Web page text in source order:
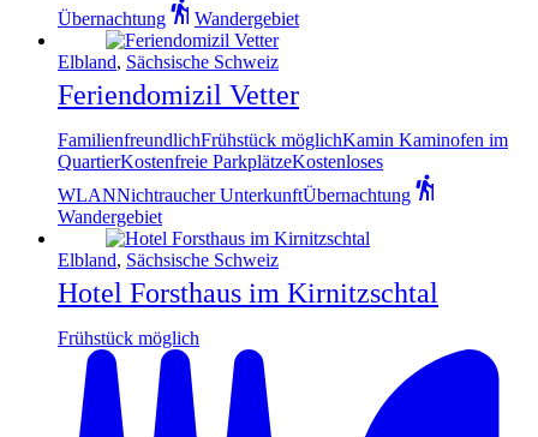
Übernachtung Wandergebiet
Elbland, Sächsische Schweiz
Feriendomizil Vetter
FamilienfreundlichFrühstück möglichKamin Kaminofen im
QuartierKostenfreie ParkplätzeKostenloses
WLANNichtraucher UnterkunftÜbernachtung
Wandergebiet
Elbland, Sächsische Schweiz
Hotel Forsthaus im Kirnitzschtal
Frühstück möglich